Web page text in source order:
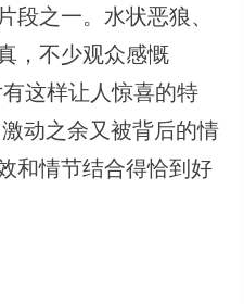
段之一。水状恶狼、
，不少观众感慨
这样让人惊喜的特
动之余又被背后的情
和情节结合得恰到好